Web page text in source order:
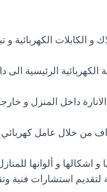
و الكابلات الكهربائية و
الرئيسية الى
داخل المنزل و
و ألوانها
استشارات فنية